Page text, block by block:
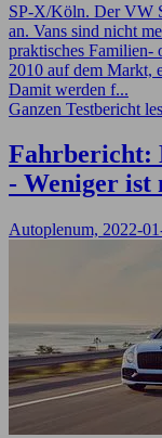
SP-X/Köln. Der VW
an. Vans sind nicht
praktisches Familien-
2010 auf dem Markt,
Damit werden f...
Ganzen Testbericht
Fahrbericht:
- Weniger ist
Autoplenum, 2022-